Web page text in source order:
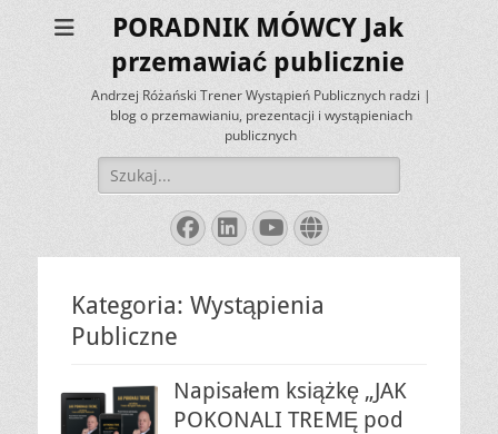
PORADNIK MÓWCY Jak
przemawiać publicznie
Andrzej Różański Trener Wystąpień Publicznych radzi |
blog o przemawianiu, prezentacji i wystąpieniach
publicznych
Szukaj:
Facebook
LinkedIn
YouTube
Website
Kategoria: Wystąpienia
Publiczne
Napisałem książkę „JAK
POKONALI TREMĘ pod